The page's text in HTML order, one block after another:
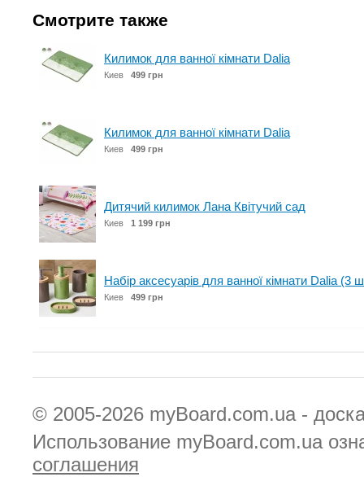
Смотрите также
Килимок для ванної кімнати Dalia
Киев 499 грн
Килимок для ванної кімнати Dalia
Киев 499 грн
Дитячий килимок Лана Квітучий сад
Киев 1 199 грн
Набір аксесуарів для ванної кімнати Dalia (3
Киев 499 грн
© 2005-2026 myBoard.com.ua -
Использование myBoard.com.ua
соглашения